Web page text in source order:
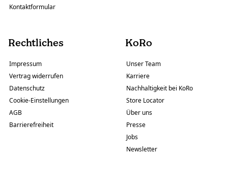
Kontaktformular
Rechtliches
Impressum
Vertrag widerrufen
Datenschutz
Cookie-Einstellungen
AGB
Barrierefreiheit
KoRo
Unser Team
Karriere
Nachhaltigkeit bei KoRo
Store Locator
Über uns
Presse
Jobs
Newsletter